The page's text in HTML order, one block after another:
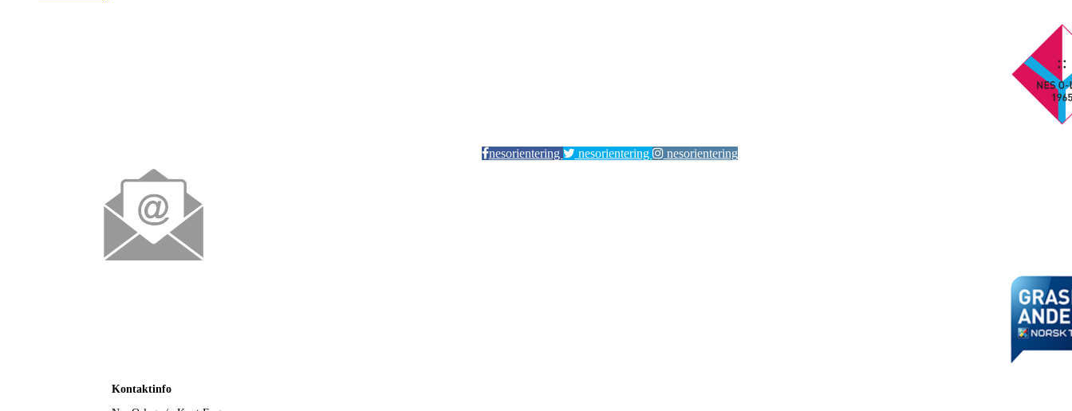
nesorientering nesorientering nesorientering
Kontaktinfo